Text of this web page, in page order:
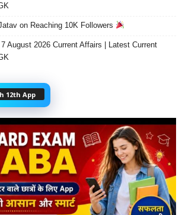
on Reaching 10K Followers
August 2026 Current Affairs | Latest Current
12th App